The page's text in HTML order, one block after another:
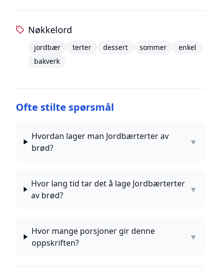
Nøkkelord
jordbær terter dessert sommer
enkel
bakverk
Ofte stilte spørsmål
Hvordan lager man Jordbærterter av
brød?
▼
Hvor lang tid tar det å lage Jordbærterter
av brød?
▼
Hvor mange porsjoner gir denne
oppskriften?
▼